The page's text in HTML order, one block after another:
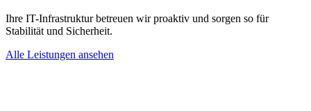
Ihre IT-Infrastruktur betreuen wir proaktiv und sorgen so für
Stabilität und Sicherheit.
Alle Leistungen ansehen